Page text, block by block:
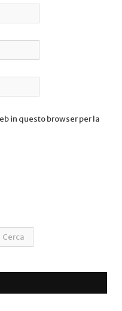
in questo browser per la